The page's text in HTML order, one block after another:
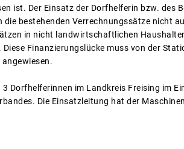
ist. Der Einsatz der Dorfhelferin bzw.
bestehenden Verrechnungssätze nicht
in nicht landwirtschaftlichen
Finanzierungslücke muss von der
3 Dorfhelferinnen im Landkreis Freising im
Die Einsatzleitung hat der